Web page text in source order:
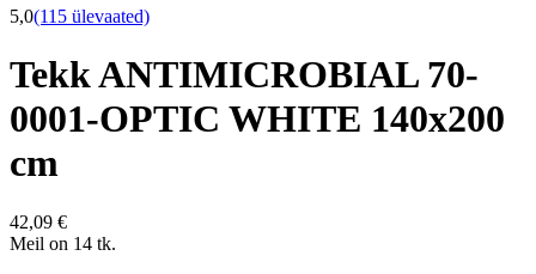
5,0(115 ülevaated)
Tekk ANTIMICROBIAL 70-
0001-OPTIC WHITE 140x200
cm
42,09 €
Meil on 14 tk.